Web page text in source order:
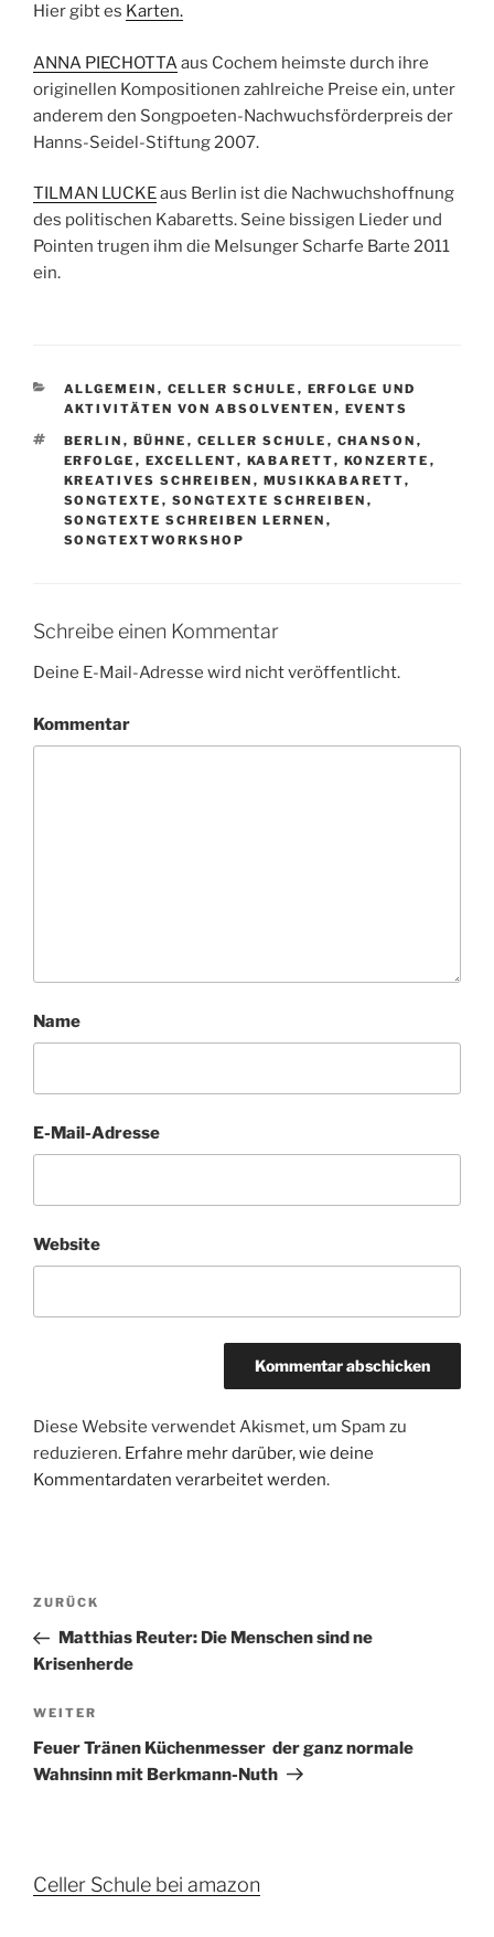
Hier gibt es Karten.
ANNA PIECHOTTAaus Cochem heimste durch ihre
originellen Kompositionen zahlreiche Preise ein, unter
anderem den Songpoeten-Nachwuchsförderpreis der
Hanns-Seidel-Stiftung 2007.
TILMAN LUCKEaus Berlin ist die Nachwuchshoffnung
des politischen Kabaretts. Seine bissigen Lieder und
Pointen trugen ihm die Melsunger Scharfe Barte 2011
ein.
KATEGORIEN
ALLGEMEIN , CELLER SCHULE , ERFOLGE UND
AKTIVITÄTEN VON ABSOLVENTEN , EVENTS
SCHLAGWÖRTER
BERLIN , BÜHNE , CELLER SCHULE , CHANSON ,
ERFOLGE , EXCELLENT, KABARETT, KONZERTE ,
KREATIVES SCHREIBEN , MUSIKKABARETT,
SONGTEXTE , SONGTEXTE SCHREIBEN ,
SONGTEXTE SCHREIBEN LERNEN ,
SONGTEXTWORKSHOP
Schreibe einen Kommentar
Deine E-Mail-Adresse wird nicht veröffentlicht.
Kommentar
Name
E-Mail-Adresse
Website
Diese Website verwendet Akismet, um Spam zu
reduzieren. Erfahre mehr darüber, wie deine
Kommentardaten verarbeitet werden.
Beitragsnavigation
Vorheriger
Beitrag
ZURÜCK
Matthias Reuter: Die Menschen sind ne
Krisenherde
Nächster
Beitrag
WEITER
Feuer Tränen Küchenmesser  der ganz normale
Wahnsinn mit Berkmann-Nuth
Celler Schule bei amazon